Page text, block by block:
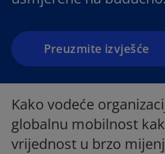
Preuzmite izvješće
Kako vodeće
globalnu mobilnost
vrijednost u brzo